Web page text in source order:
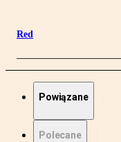
Red
Powiązane
Polecane